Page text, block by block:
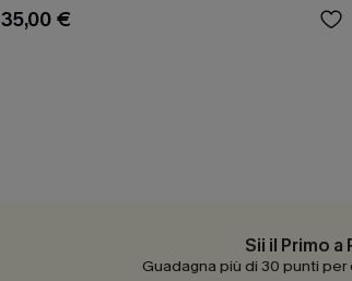
35,00 €
Sii il Primo a
Guadagna più di 30 punti